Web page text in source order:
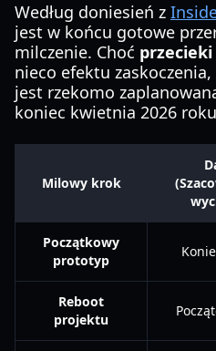
Według doniesień z
jest w końcu gotowe
milczenie. Choć
nieco efektu
jest rzekomo
koniec kwietnia 2026
Milowy krok
Początkowy
prototyp
Reboot
projektu